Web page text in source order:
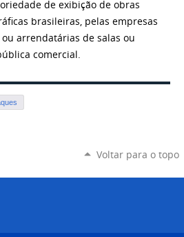
de exibição de obras
brasileiras, pelas empresas
arrendatárias de salas ou
comercial.
Voltar para o topo